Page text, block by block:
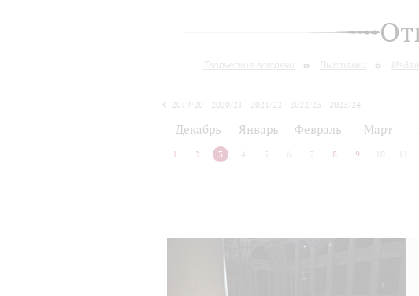
Творческие встречи Выставки
2019/20 2020/21 2021/22 2022/23
2023/24
Декабрь Январь Февраль Март
1 2 3 4 5 6 7 8 9 10